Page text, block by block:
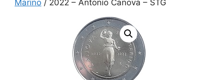
Marino / 2022 – Antonio Canova – STG